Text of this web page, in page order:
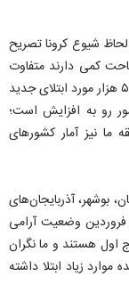
شیوع کرونا تصریح
کمی دارند متفاوت
است. آمریکا عملاً دچار پیک دوم شده است و دیروز ۵۵ هزار مورد ابتلای جدید
رو به افزایش است؛
ما نیز آمار کشورهای
بوشهر، آذربایجان‌‌های
فروردین وضعیت آرامی
اول هستند و ما نگران
زیاد ابتلا داشته